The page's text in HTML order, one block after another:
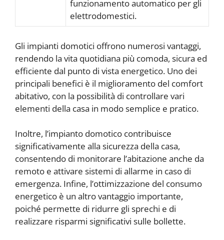
funzionamento automatico per gli
elettrodomestici.
Gli impianti domotici offrono numerosi vantaggi,
rendendo la vita quotidiana più comoda, sicura ed
efficiente dal punto di vista energetico. Uno dei
principali benefici è il miglioramento del comfort
abitativo, con la possibilità di controllare vari
elementi della casa in modo semplice e pratico.
Inoltre, l’impianto domotico contribuisce
significativamente alla sicurezza della casa,
consentendo di monitorare l’abitazione anche da
remoto e attivare sistemi di allarme in caso di
emergenza. Infine, l’ottimizzazione del consumo
energetico è un altro vantaggio importante,
poiché permette di ridurre gli sprechi e di
realizzare risparmi significativi sulle bollette.